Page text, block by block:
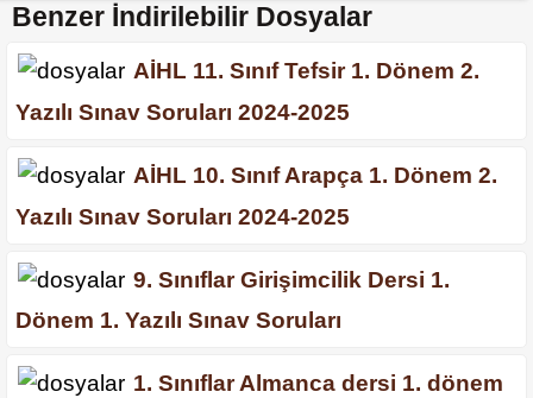
Benzer İndirilebilir Dosyalar
AİHL 11. Sınıf Tefsir 1. Dönem 2.
Yazılı Sınav Soruları 2024-2025
AİHL 10. Sınıf Arapça 1. Dönem 2.
Yazılı Sınav Soruları 2024-2025
9. Sınıflar Girişimcilik Dersi 1.
Dönem 1. Yazılı Sınav Soruları
1. Sınıflar Almanca dersi 1. dönem